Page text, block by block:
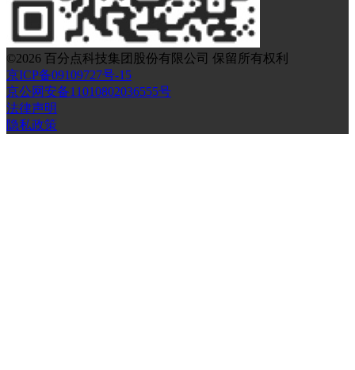
©2026 百分点科技集团股份有限公司 保留所有权利
京ICP备09109727号-15
京公网安备11010802036555号
法律声明
隐私政策